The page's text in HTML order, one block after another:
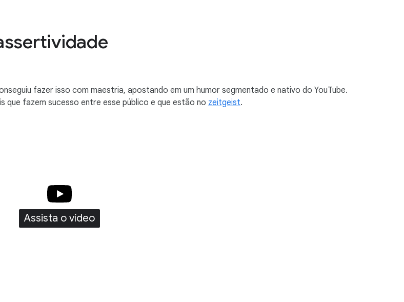
fazer isso com maestria, apostando em um humor segmentado e nativo do YouTube.
fazem sucesso entre esse público e que estão no zeitgeist.
Assista o vídeo